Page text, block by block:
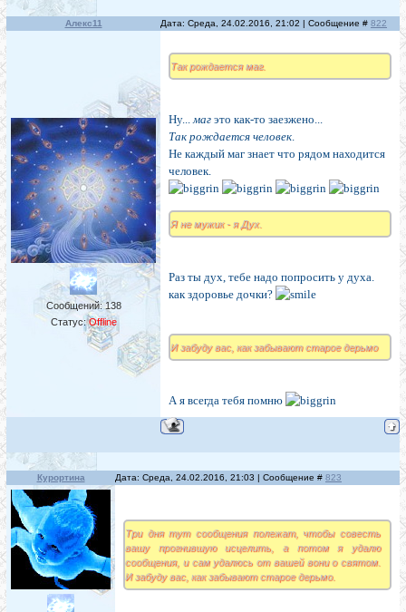
Алекс11 Дата: Среда, 24.02.2016, 21:02 | Сообщение # 822
Сообщений: 138
Статус:Offline
Так рождается маг.
Ну...маг это как-то заезжено...
Так рождается человек.
Не каждый маг знает что рядом находится
человек.
Я не мужик - я Дух.
Раз ты дух, тебе надо попросить у духа.
как здоровье дочки?
И забуду вас, как забывают старое дерьмо
А я всегда тебя помню
Курортина Дата: Среда, 24.02.2016, 21:03 | Сообщение # 823
Три дня тут сообщения полежат, чтобы совесть
вашу прогнившую исцелить, а потом я удалю
сообщения, и сам удалюсь от вашей вони о святом.
И забуду вас, как забывают старое дерьмо.